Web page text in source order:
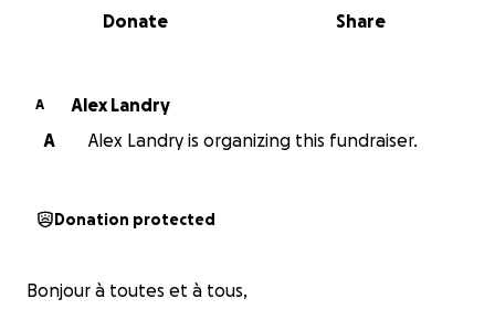
0% complete
Share
Donate
A
Alex Landry
A
Alex Landry is organizing this fundraiser.
Donation protected
Bonjour à toutes et à tous,